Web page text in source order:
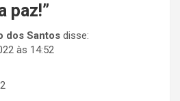
paz!”
dos Santos disse:
às 14:52